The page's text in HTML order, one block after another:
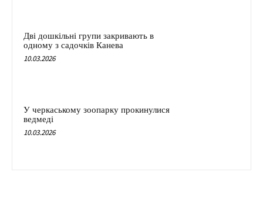
Дві дошкільні групи закривають в
одному з садочків Канева
10.03.2026
У черкаському зоопарку прокинулися
ведмеді
10.03.2026